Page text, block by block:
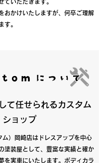
ていただきます。
おかけいたしますが、何卒ご理解
す。
て任せられるカスタム
ショップ
）岡崎店はドレスアップを中心
塗装屋として、豊富な実績と確か
を実車にいたします。ボディカラ